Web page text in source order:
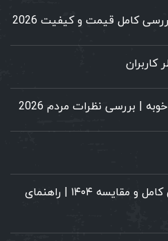
کامل قیمت و کیفیت 2026
کاربران
| بررسی نظرات مردم 2026
کیفیت سینک آلتون: بررسی کامل و مقایسه ۱۴۰۴ | راهنمای